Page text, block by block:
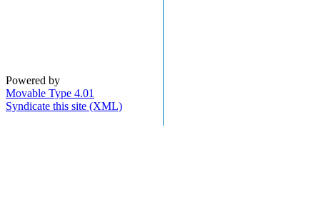
Powered by
Movable Type 4.01
Syndicate this site (XML)